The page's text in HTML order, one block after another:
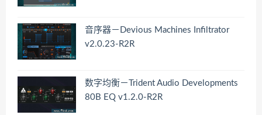
音序器－Devious Machines Infiltrator
v2.0.23-R2R
数字均衡－Trident Audio Developments
80B EQ v1.2.0-R2R